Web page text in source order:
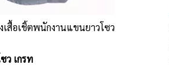
เสื้อเชิ้ตพนักงานแขนยาวโซว
ว เกรท